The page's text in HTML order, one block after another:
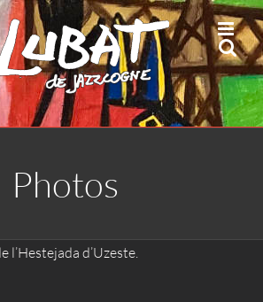
Photos
l’Hestejada d’Uzeste.